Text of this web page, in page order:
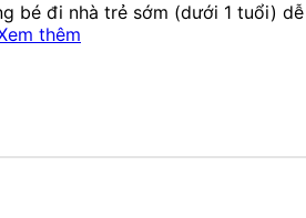
bé đi nhà trẻ sớm (dưới 1 tuổi)
thêm